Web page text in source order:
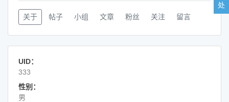
关于 帖子 小组 文章 粉丝 关注 留言
UID：
333
性别：
男
处